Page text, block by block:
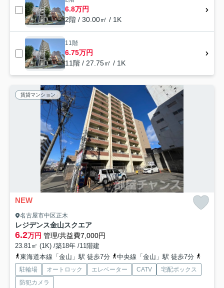
6.8万円
2階 / 30.00㎡ / 1K
11階
6.75万円
11階 / 27.75㎡ / 1K
賃貸マンション
NEW
名古屋市中区正木
レジデンス金山スクエア
6.2万円 管理/共益費7,000円
23.81㎡ (1K) /築18年 /11階建
東海道本線「金山」駅 徒歩7分
中央線「金山」駅 徒歩7分
駐輪場 オートロック エレベーター CATV
宅配ボックス
防犯カメラ